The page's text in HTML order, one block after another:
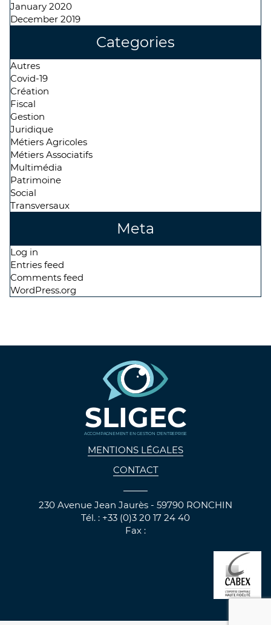
January 2020
December 2019
Categories
Autres
Covid-19
Création
Fiscal
Gestion
Juridique
Métiers Agricoles
Métiers Associatifs
Multimédia
Patrimoine
Social
Transversaux
Meta
Log in
Entries feed
Comments feed
WordPress.org
SLIGEC
ACCOMPAGNEMENT EN GESTION D'ENTREPRISE
MENTIONS LÉGALES
CONTACT
230 Avenue Jean Jaurès - 59790 RONCHIN
Tél. : +33 (0)3 20 17 24 40
Fax :